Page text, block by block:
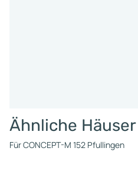
Ähnliche Häuser
Für CONCEPT-M 152 Pfullingen